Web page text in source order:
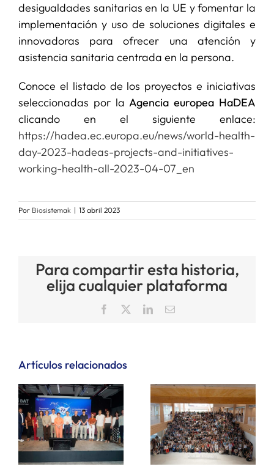
desigualdades sanitarias en la UE y fomentar la
implementación y uso de soluciones digitales e
innovadoras para ofrecer una atención y
asistencia sanitaria centrada en la persona.
Conoce el listado de los proyectos e iniciativas
seleccionadas por laAgencia europea HaDEA
clicando en el siguiente enlace:
https://hadea.ec.europa.eu/news/world-health-
day-2023-hadeas-projects-and-initiatives-
working-health-all-2023-04-07_en
Por Biosistemak | 13 abril 2023
Para compartir esta historia,
elija cualquier plataforma
Facebook LinkedInCorreo
Artículos relacionados